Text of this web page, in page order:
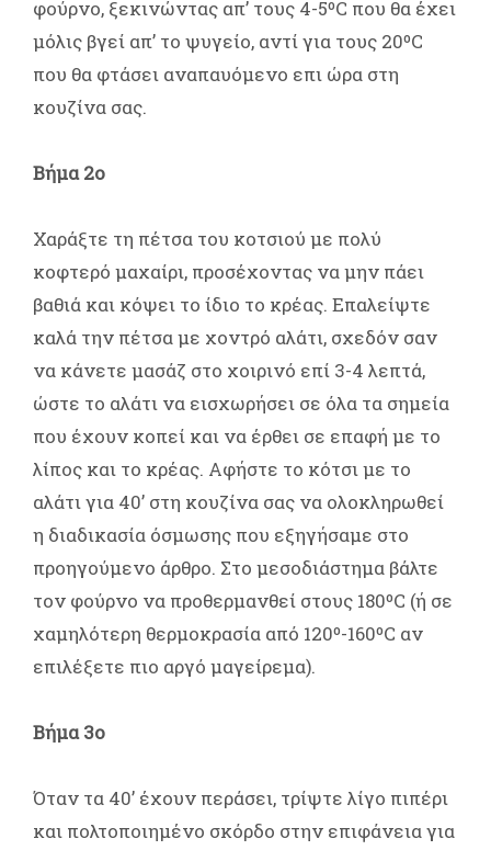
φούρνο, ξεκινώντας απ’ τους 4-5ºC που θα έχει
μόλις βγεί απ’ το ψυγείο, αντί για τους 20ºC
που θα φτάσει αναπαυόμενο επι ώρα στη
κουζίνα σας.
Βήμα 2ο
Χαράξτε τη πέτσα του κοτσιού με πολύ
κοφτερό μαχαίρι, προσέχοντας να μην πάει
βαθιά και κόψει το ίδιο το κρέας. Επαλείψτε
καλά την πέτσα με χοντρό αλάτι, σχεδόν σαν
να κάνετε μασάζ στο χοιρινό επί 3-4 λεπτά,
ώστε το αλάτι να εισχωρήσει σε όλα τα σημεία
που έχουν κοπεί και να έρθει σε επαφή με το
λίπος και το κρέας. Αφήστε το κότσι με το
αλάτι για 40’ στη κουζίνα σας να ολοκληρωθεί
η διαδικασία όσμωσης που εξηγήσαμε στο
προηγούμενο άρθρο. Στο μεσοδιάστημα βάλτε
τον φούρνο να προθερμανθεί στους 180ºC (ή σε
χαμηλότερη θερμοκρασία από 120º-160ºC αν
επιλέξετε πιο αργό μαγείρεμα).
Βήμα 3ο
Όταν τα 40’ έχουν περάσει, τρίψτε λίγο πιπέρι
και πολτοποιημένο σκόρδο στην επιφάνεια για